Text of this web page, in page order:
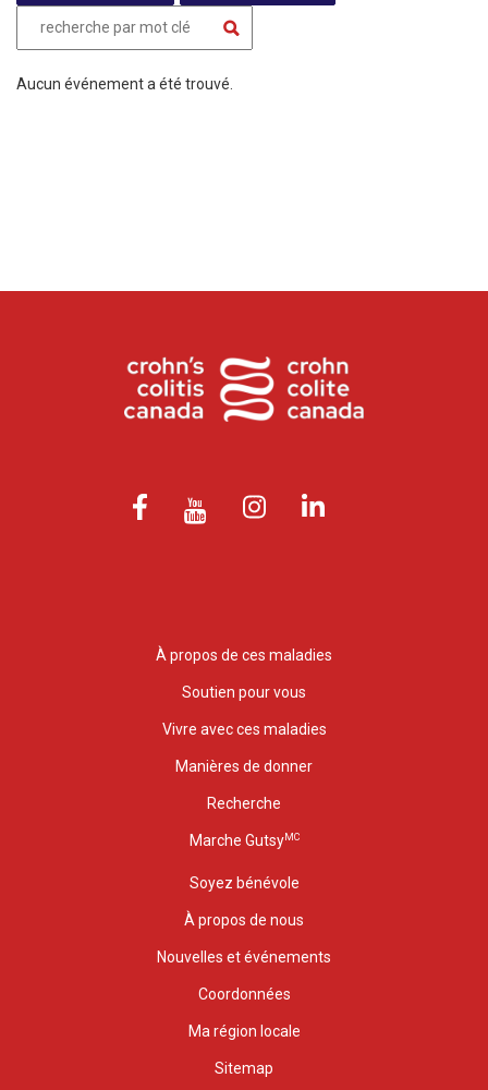
Aucun événement a été trouvé.
À propos de ces maladies
Soutien pour vous
Vivre avec ces maladies
Manières de donner
Recherche
Marche GutsyMC
Soyez bénévole
À propos de nous
Nouvelles et événements
Coordonnées
Ma région locale
Sitemap